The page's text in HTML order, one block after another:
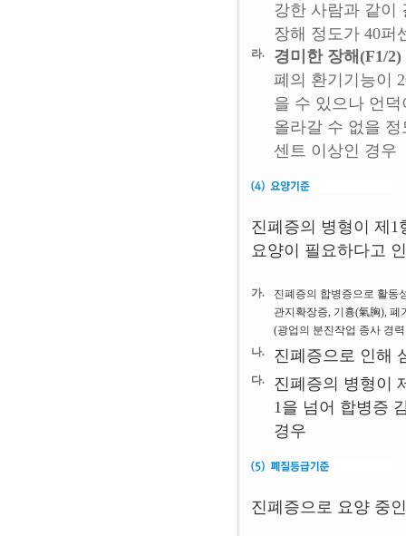
강한 사람과 같이
장해 정도가 40퍼
라.
경미한 장해(F1/2)
폐의 환기기능이
을 수 있으나 언
올라갈 수 없을
센트 이상인 경우
진폐증의 병형이 제
요양이 필요하다고
가.
진폐증의 합병증으로 활동
관지확장증, 기흉(氣胸),
(광업의 분진작업 종사 경
나.
진폐증으로 인해
다.
진폐증의 병형이
1을 넘어 합병증
경우
진폐증으로 요양 중